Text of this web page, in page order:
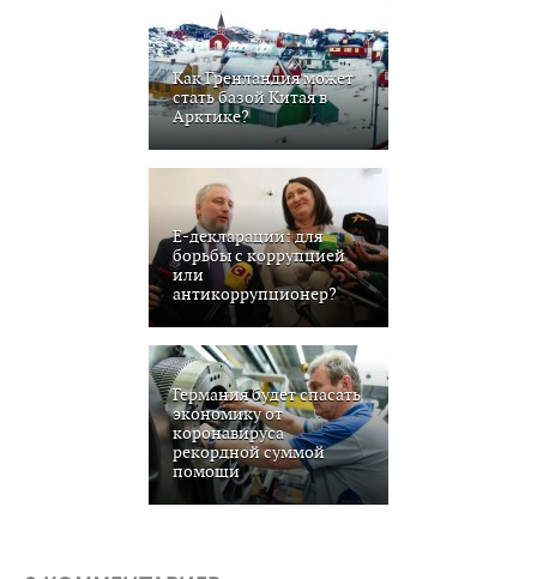
Как Гренландия может
стать базой Китая в
Арктике?
Е-декларации: для
борьбы с коррупцией
или
антикоррупционер?
Германия будет спасать
экономику от
коронавируса
рекордной суммой
помощи